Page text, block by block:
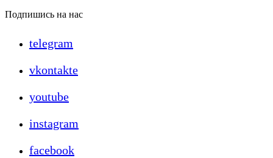
Подпишись на нас
telegram
vkontakte
youtube
instagram
facebook